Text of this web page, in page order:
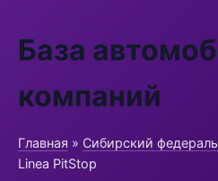
База
компаний
Главная » Сибирский
Linea PitStop